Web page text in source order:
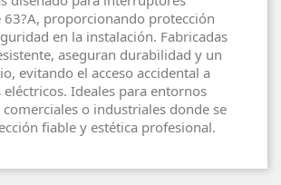
63?A, proporcionando protección
en la instalación. Fabricadas
aseguran durabilidad y un
evitando el acceso accidental a
Ideales para entornos
comerciales o industriales donde se
fiable y estética profesional.